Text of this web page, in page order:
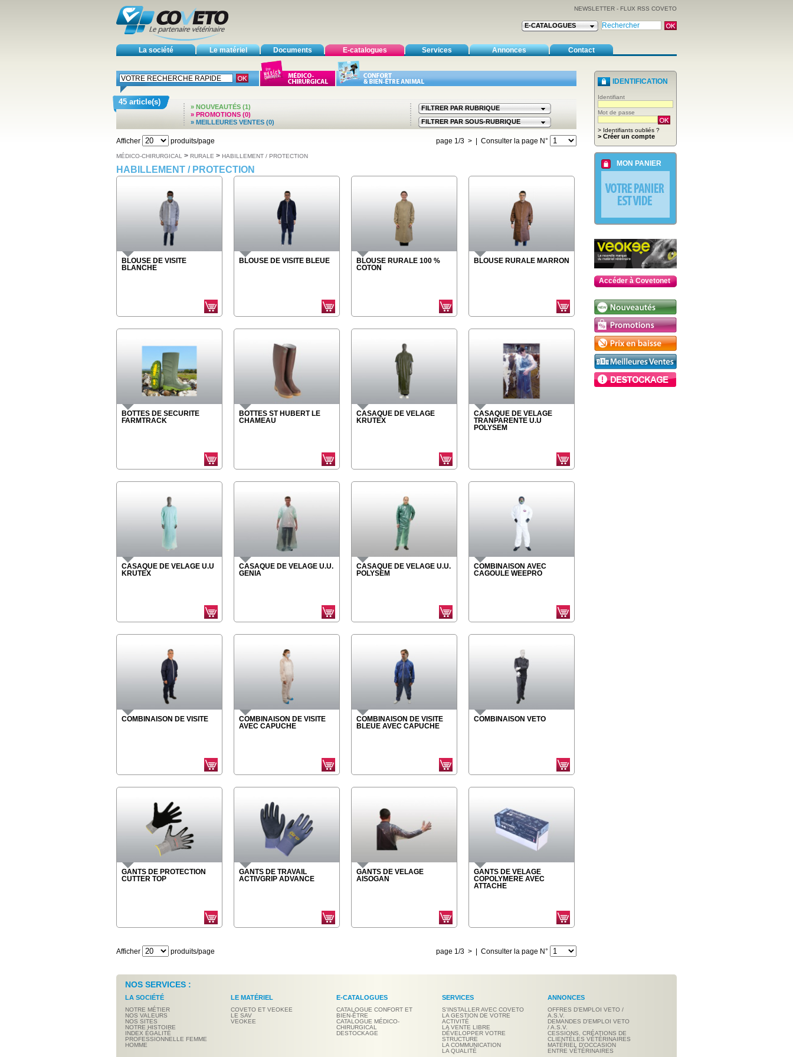
NEWSLETTER - FLUX RSS COVETO
E-CATALOGUES
La société Le matériel Documents E-catalogues Services Annonces Contact
45 article(s)
» NOUVEAUTÉS (1)
» PROMOTIONS (0)
» MEILLEURES VENTES (0)
FILTRER PAR RUBRIQUE
FILTRER PAR SOUS-RUBRIQUE
Afficher produits/page page 1/3 > | Consulter la page N°
MÉDICO-CHIRURGICAL > RURALE > HABILLEMENT / PROTECTION
HABILLEMENT / PROTECTION
BLOUSE DE VISITE
BLANCHE
BLOUSE DE VISITE BLEUE
BLOUSE RURALE 100 %
COTON
BLOUSE RURALE MARRON
BOTTES DE SECURITE
FARMTRACK
BOTTES ST HUBERT LE
CHAMEAU
CASAQUE DE VELAGE
KRUTEX
CASAQUE DE VELAGE
TRANPARENTE U.U
POLYSEM
CASAQUE DE VELAGE U.U
KRUTEX
CASAQUE DE VELAGE U.U.
GENIA
CASAQUE DE VELAGE U.U.
POLYSEM
COMBINAISON AVEC
CAGOULE WEEPRO
COMBINAISON DE VISITE
COMBINAISON DE VISITE
AVEC CAPUCHE
COMBINAISON DE VISITE
BLEUE AVEC CAPUCHE
COMBINAISON VETO
GANTS DE PROTECTION
CUTTER TOP
GANTS DE TRAVAIL
ACTIVGRIP ADVANCE
GANTS DE VELAGE
AISOGAN
GANTS DE VELAGE
COPOLYMERE AVEC
ATTACHE
Afficher produits/page page 1/3 > | Consulter la page N°
IDENTIFICATION
Identifiant
Mot de passe
> Identifiants oubliés ?
> Créer un compte
MON PANIER
Accéder à Covetonet
NOS SERVICES :
LA SOCIÉTÉ
NOTRE MÉTIER
NOS VALEURS
NOS SITES
NOTRE HISTOIRE
INDEX ÉGALITÉ
PROFESSIONNELLE FEMME
HOMME
LE MATÉRIEL
COVETO ET VEOKEE
LE SAV
VEOKEE
E-CATALOGUES
CATALOGUE CONFORT ET
BIEN-ÊTRE
CATALOGUE MÉDICO-
CHIRURGICAL
DESTOCKAGE
SERVICES
S'INSTALLER AVEC COVETO
LA GESTION DE VOTRE
ACTIVITÉ
LA VENTE LIBRE
DÉVELOPPER VOTRE
STRUCTURE
LA COMMUNICATION
LA QUALITÉ
ANNONCES
OFFRES D'EMPLOI VETO /
A.S.V.
DEMANDES D'EMPLOI VETO
/ A.S.V.
CESSIONS, CRÉATIONS DE
CLIENTÈLES VÉTÉRINAIRES
MATÉRIEL D'OCCASION
ENTRE VÉTÉRINAIRES